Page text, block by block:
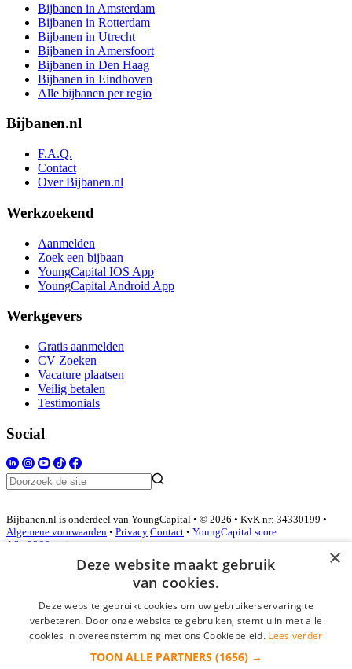
Bijbanen in Amsterdam
Bijbanen in Rotterdam
Bijbanen in Utrecht
Bijbanen in Amersfoort
Bijbanen in Den Haag
Bijbanen in Eindhoven
Alle bijbanen per regio
Bijbanen.nl
F.A.Q.
Contact
Over Bijbanen.nl
Werkzoekend
Aanmelden
Zoek een bijbaan
YoungCapital IOS App
YoungCapital Android App
Werkgevers
Gratis aanmelden
CV Zoeken
Vacature plaatsen
Veilig betalen
Testimonials
Social
Bijbanen.nl is onderdeel van YoungCapital • © 2026 • KvK nr: 34330199 •
Algemene voorwaarden • Privacy Contact • YoungCapital score
4.3 - 3366 reviews
Inloggen als bedrijf
*
×
Deze website maakt gebruik
van cookies.
Deze website gebruikt cookies om uw gebruikerservaring te
verbeteren. Door onze website te gebruiken, stemt u in met alle
cookies in overeenstemming met ons Cookiebeleid. Lees verder
TOON ALLE PARTNERS (1656) →